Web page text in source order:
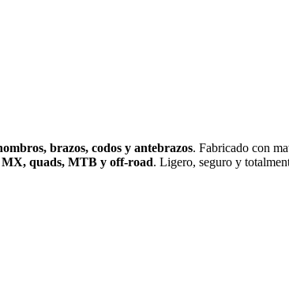
brazos, codos y antebrazos. Fabricado con
MX, quads, MTB y off-road. Ligero, seguro y